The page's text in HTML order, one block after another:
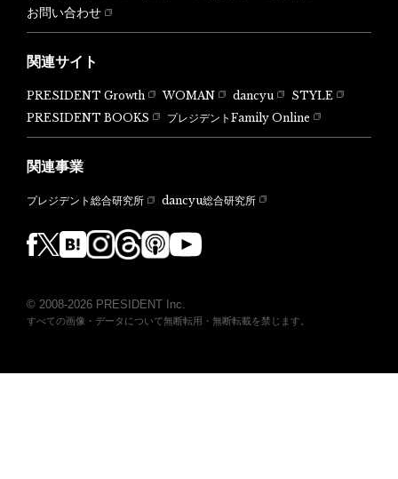
お問い合わせ
関連サイト
PRESIDENT Growth WOMAN dancyu
STYLE
PRESIDENT BOOKS
プレジデントFamily Online
関連事業
プレジデント総合研究所 dancyu総合研究所
© 2008-2026 PRESIDENT Inc.
すべての画像・データについて無断転用・無断転載を禁じます。